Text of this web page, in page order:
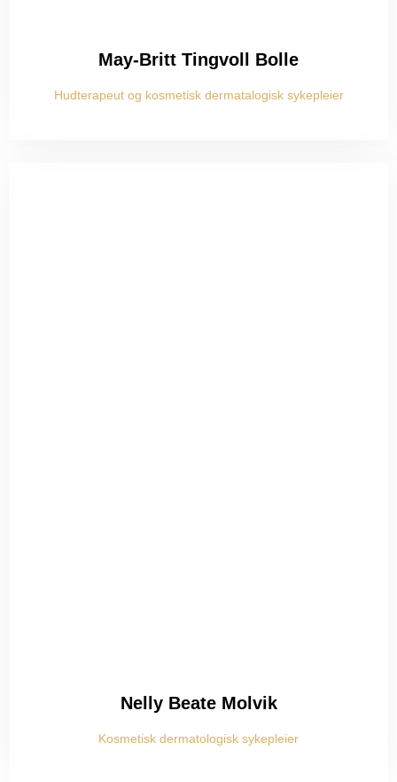
May-Britt Tingvoll Bolle
Hudterapeut og kosmetisk dermatalogisk sykepleier
Nelly Beate Molvik
Kosmetisk dermatologisk sykepleier